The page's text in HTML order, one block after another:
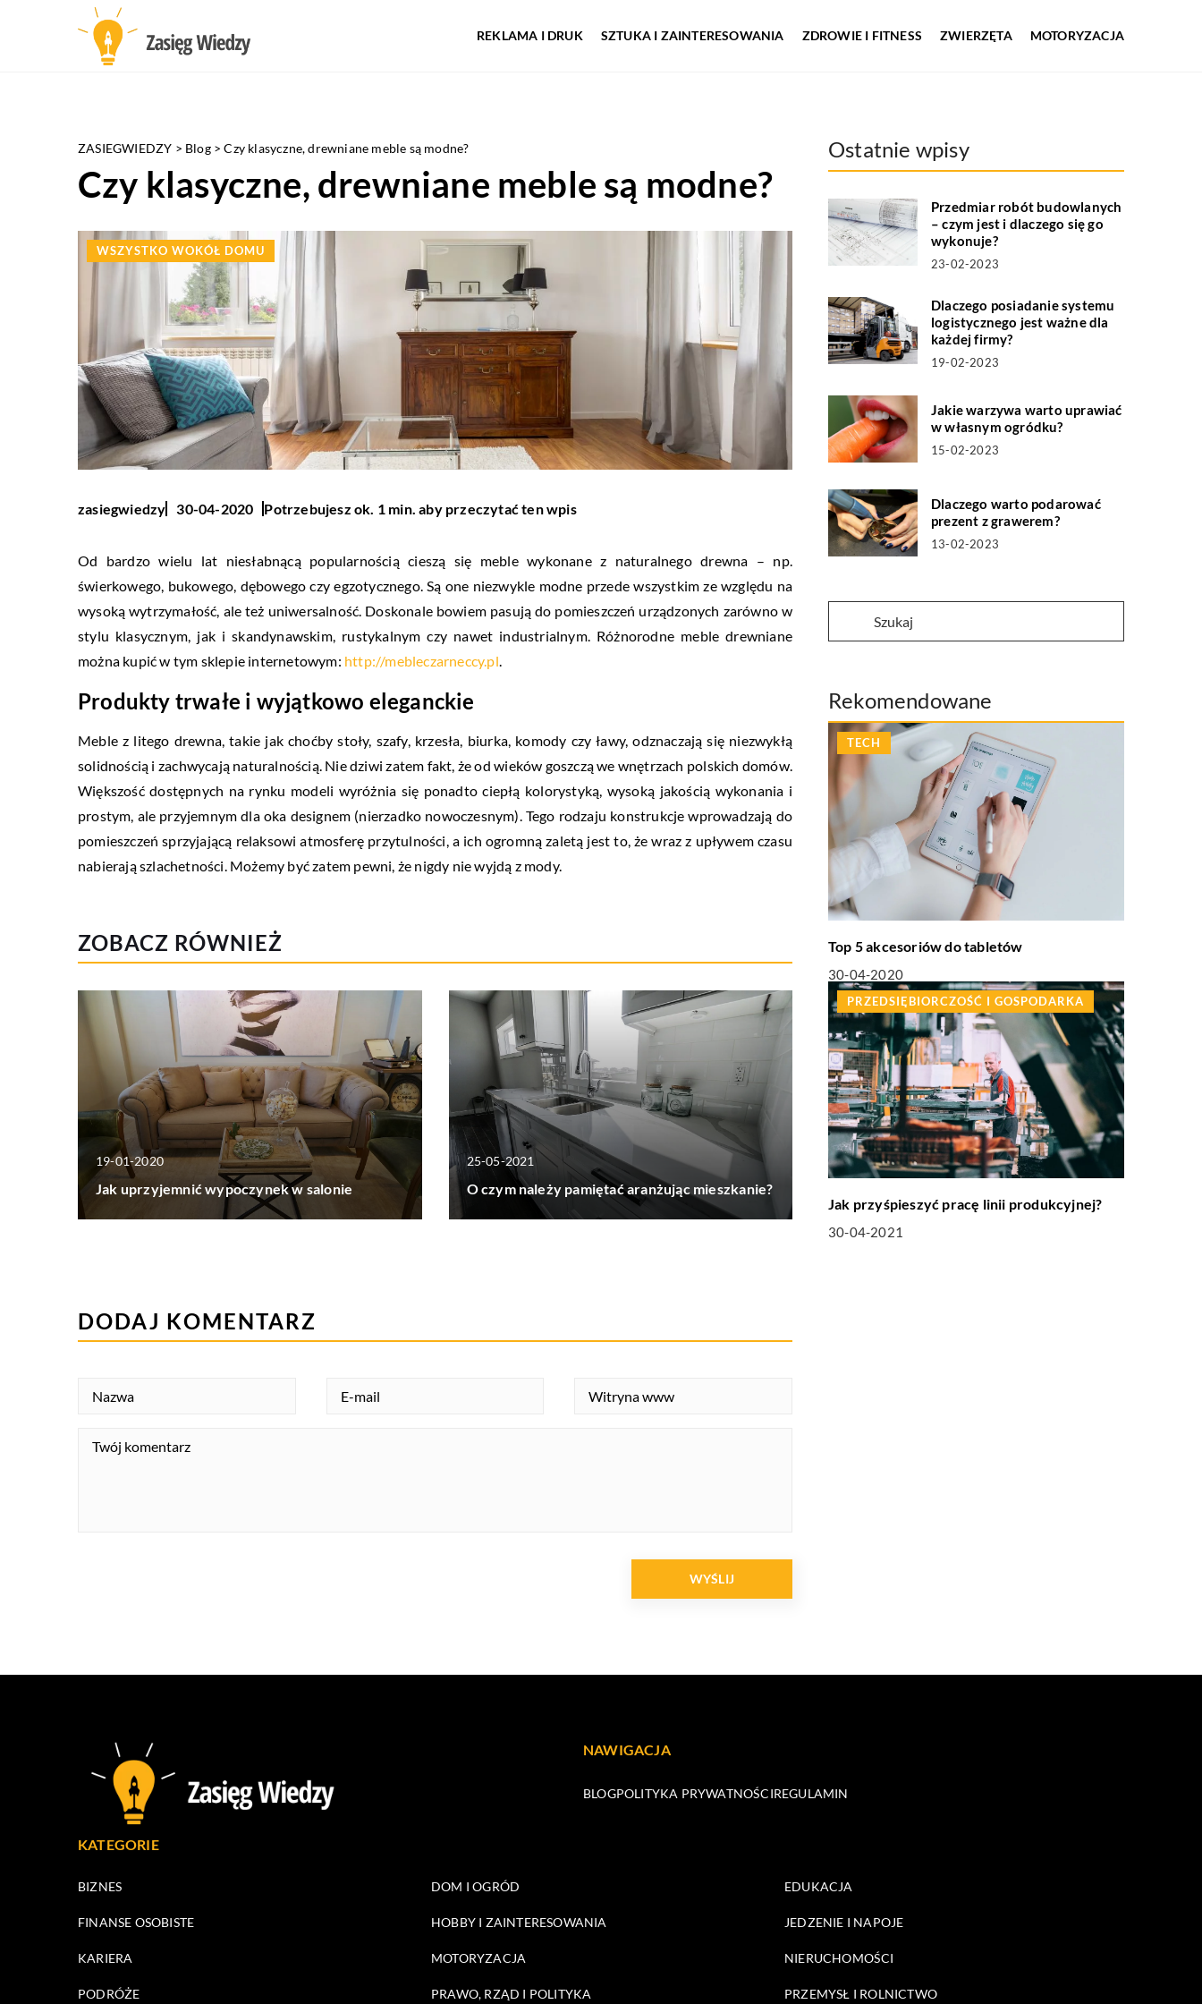
REKLAMA I DRUK SZTUKA I ZAINTERESOWANIA ZDROWIE I FITNESS ZWIERZĘTA MOTORYZACJA
ZASIEGWIEDZY > Blog>Czy klasyczne, drewniane meble są modne?
Czy klasyczne, drewniane meble są modne?
WSZYSTKO WOKÓŁ DOMU
zasiegwiedzy 30-04-2020 Potrzebujesz ok. 1 min. aby przeczytać ten wpis
Od bardzo wielu lat niesłabnącą popularnością cieszą się meble wykonane z naturalnego drewna – np.
świerkowego, bukowego, dębowego czy egzotycznego. Są one niezwykle modne przede wszystkim ze względu na
wysoką wytrzymałość, ale też uniwersalność. Doskonale bowiem pasują do pomieszczeń urządzonych zarówno w
stylu klasycznym, jak i skandynawskim, rustykalnym czy nawet industrialnym. Różnorodne meble drewniane
można kupić w tym sklepie internetowym: http://mebleczarneccy.pl
Produkty trwałe i wyjątkowo eleganckie
Meble z litego drewna, takie jak choćby stoły, szafy, krzesła, biurka, komody czy ławy, odznaczają się niezwykłą
solidnością i zachwycają naturalnością. Nie dziwi zatem fakt, że od wieków goszczą we wnętrzach polskich domów.
Większość dostępnych na rynku modeli wyróżnia się ponadto ciepłą kolorystyką, wysoką jakością wykonania i
prostym, ale przyjemnym dla oka designem (nierzadko nowoczesnym). Tego rodzaju konstrukcje wprowadzają do
pomieszczeń sprzyjającą relaksowi atmosferę przytulności, a ich ogromną zaletą jest to, że wraz z upływem czasu
nabierają szlachetności. Możemy być zatem pewni, że nigdy nie wyjdą z mody.
ZOBACZ RÓWNIEŻ
19-01-2020
Jak uprzyjemnić wypoczynek w salonie
25-05-2021
O czym należy pamiętać aranżując mieszkanie?
Ostatnie wpisy
Przedmiar robót budowlanych
– czym jest i dlaczego się go
wykonuje?
23-02-2023
Dlaczego posiadanie systemu
logistycznego jest ważne dla
każdej firmy?
19-02-2023
Jakie warzywa warto uprawiać
w własnym ogródku?
15-02-2023
Dlaczego warto podarować
prezent z grawerem?
13-02-2023
Rekomendowane
TECH
Top 5 akcesoriów do tabletów
30-04-2020
PRZEDSIĘBIORCZOŚĆ I GOSPODARKA
Jak przyśpieszyć pracę linii produkcyjnej?
30-04-2021
DODAJ KOMENTARZ
NAWIGACJA
BLOGPOLITYKA PRYWATNOŚCIREGULAMIN
KATEGORIE
BIZNES DOM I OGRÓD EDUKACJA
FINANSE OSOBISTE HOBBY I ZAINTERESOWANIA JEDZENIE I NAPOJE
KARIERA MOTORYZACJA NIERUCHOMOŚCI
PODRÓŻE PRAWO, RZĄD I POLITYKA PRZEMYSŁ I ROLNICTWO